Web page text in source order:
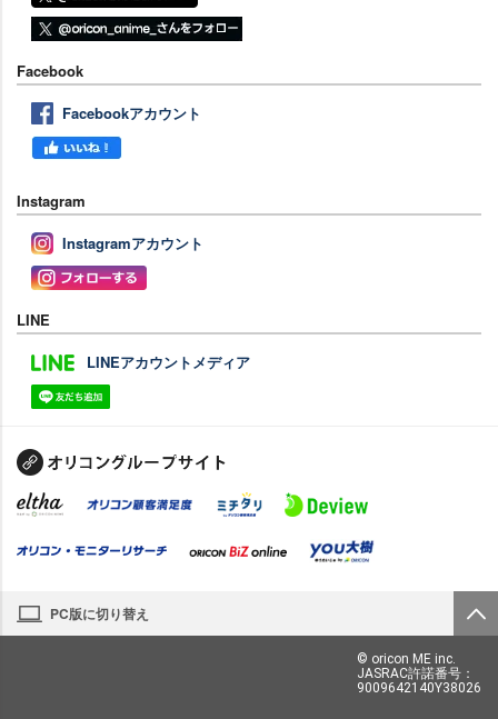
Facebook
Facebookアカウント
Instagram
Instagramアカウント
LINE
LINEアカウントメディア
PC版に切り替え
© oricon ME inc.
JASRAC許諾番号：
9009642140Y38026